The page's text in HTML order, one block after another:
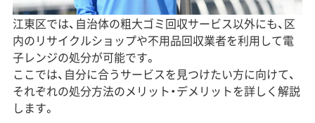
江東区では、自治体の粗大ゴミ回収サービス以外にも、区
内のリサイクルショップや不用品回収業者を利用して電
子レンジの処分が可能です。
ここでは、自分に合うサービスを見つけたい方に向けて、
それぞれの処分方法のメリット・デメリットを詳しく解説
します。